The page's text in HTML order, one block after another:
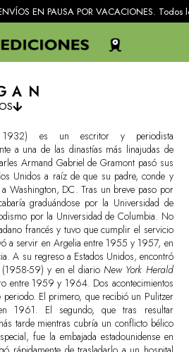
EN PAUSA POR VACACIONES. Todos los
1932) es un escritor y periodista
a una de las dinastías más linajudas de
Armand Gabriel de Gramont pasó sus
Unidos a raíz de que su padre, conde y
Washington, DC. Tras un breve paso por
graduándose por la Universidad de
por la Universidad de Columbia. No
francés y tuvo que cumplir el servicio
a servir en Argelia entre 1955 y 1957, en
A su regreso a Estados Unidos, encontró
(1958-59) y en el diarioNew York Herald
entre 1959 y 1964. Dos acontecimientos
periodo. El primero, que recibió un Pulitzer
1961. El segundo, que tras resultar
tarde mientras cubría un conflicto bélico
fue la embajada estadounidense en